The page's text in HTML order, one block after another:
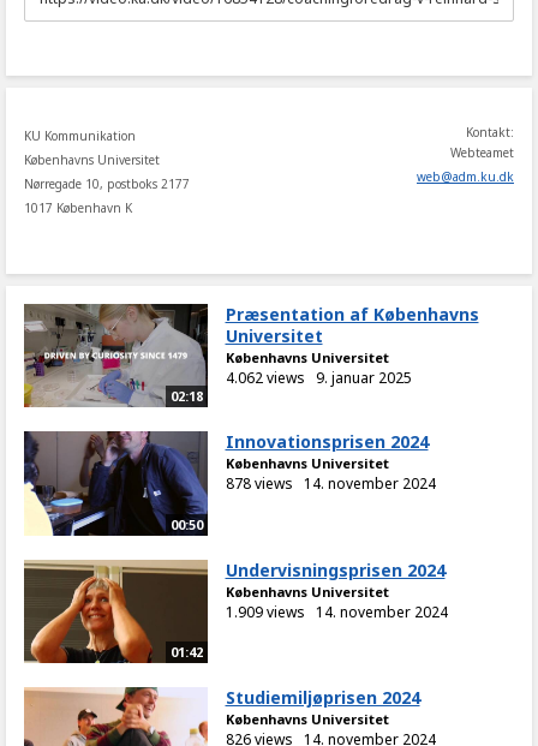
to
KU Kommunikation
Københavns Universitet
Nørregade 10, postboks 2177
1017 København K
Kontakt:
Webteamet
web@adm ku dk
02:18
Præsentation af Københavns
Universitet
Københavns Universitet
4.062 views 9. januar 2025
00:50
Innovationsprisen 2024
Københavns Universitet
878 views 14. november 2024
01:42
Undervisningsprisen 2024
Københavns Universitet
1.909 views 14. november 2024
Studiemiljøprisen 2024
Københavns Universitet
826 views 14. november 2024